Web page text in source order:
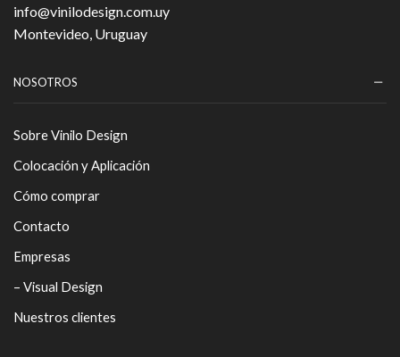
info@vinilodesign.com.uy
Montevideo, Uruguay
NOSOTROS
Sobre Vinilo Design
Colocación y Aplicación
Cómo comprar
Contacto
Empresas
– Visual Design
Nuestros clientes